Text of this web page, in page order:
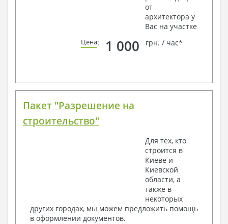
от
архитектора у
Вас на участке
Цена: 1 000 грн. / час*
Пакет "Разрешение на
строительство"
Для тех, кто
строится в
Киеве и
Киевской
области, а
также в
некоторых
других городах, мы можем предложить помощь
в оформлении документов.